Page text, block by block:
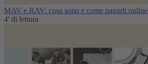
MAV e RAV: cosa sono e come pagarli online
4' di lettura